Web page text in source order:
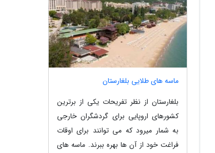
ماسه های طلایی بلغارستان
بلغارستان از نظر تفریحات یکی از برترین
کشورهای اروپایی برای گردشگران خارجی
به شمار میرود که می توانند برای اوقات
فراغت خود از آن ها بهره ببرند. ماسه های